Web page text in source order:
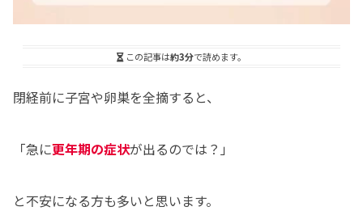
この記事は約3分で読めます。
閉経前に子宮や卵巣を全摘すると、
「急に更年期の症状が出るのでは？」
と不安になる方も多いと思います。